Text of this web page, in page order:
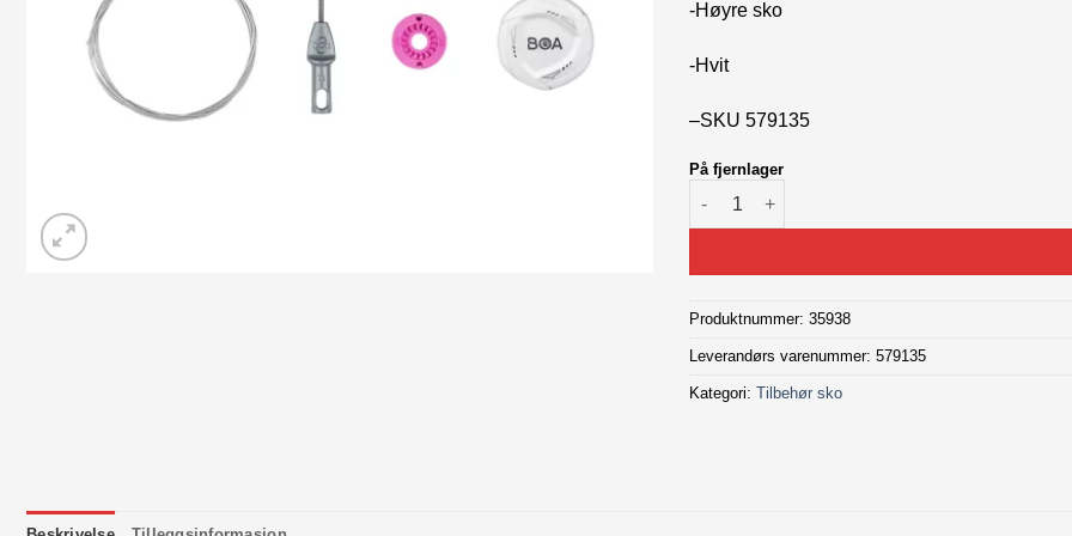
-Høyre sko
-Hvit
–SKU 579135
På fjernlager
BOA Shoe Replacement IP1 Right Dial Kit
Produktnummer:35938
Leverandørs varenummer: 579135
Kategori:Tilbehør sko